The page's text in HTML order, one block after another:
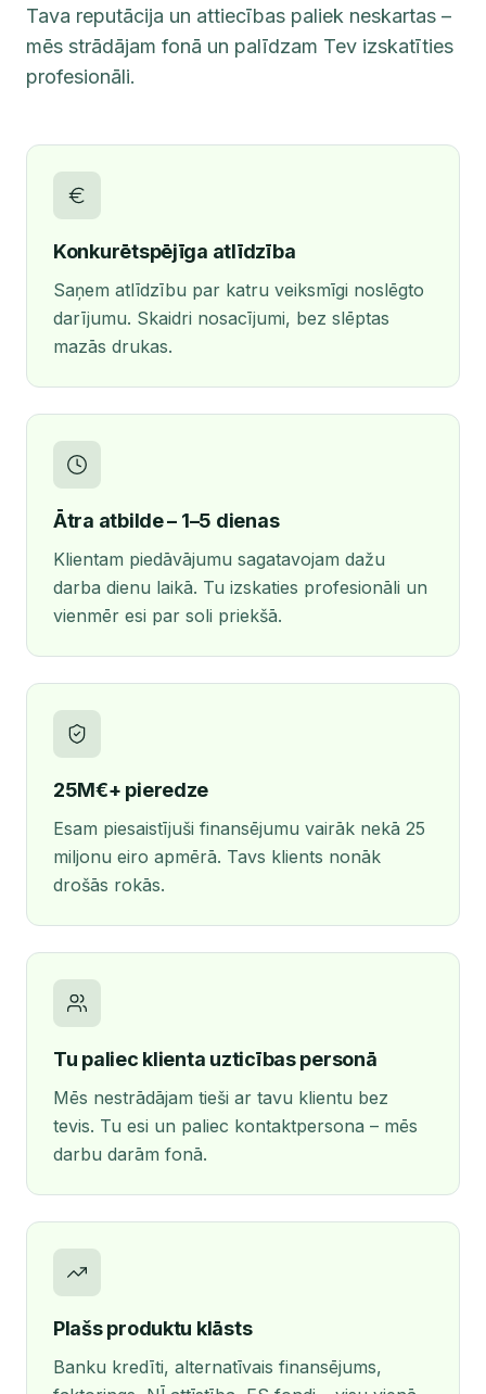
Tava reputācija un attiecības paliek neskartas –
mēs strādājam fonā un palīdzam Tev izskatīties
profesionāli.
Konkurētspējīga atlīdzība
Saņem atlīdzību par katru veiksmīgi noslēgto
darījumu. Skaidri nosacījumi, bez slēptas
mazās drukas.
Ātra atbilde – 1–5 dienas
Klientam piedāvājumu sagatavojam dažu
darba dienu laikā. Tu izskaties profesionāli un
vienmēr esi par soli priekšā.
25M€+ pieredze
Esam piesaistījuši finansējumu vairāk nekā 25
miljonu eiro apmērā. Tavs klients nonāk
drošās rokās.
Tu paliec klienta uzticības personā
Mēs nestrādājam tieši ar tavu klientu bez
tevis. Tu esi un paliec kontaktpersona – mēs
darbu darām fonā.
Plašs produktu klāsts
Banku kredīti, alternatīvais finansējums,